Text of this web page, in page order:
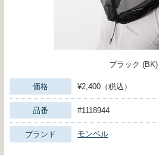
ブラック (BK)
価格 ¥2,400（税込）
品番 #1118944
ブランド モンベル